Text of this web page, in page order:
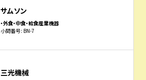
サムソン
・外食・中食・給食産業機器
小間番号: BN-7
三光機械